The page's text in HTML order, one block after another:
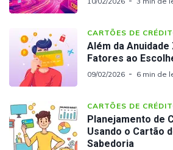
CARTÕES DE
Além da
Fatores ao
09/02/2026 6 min de
CARTÕES DE
Planejamento de
Usando o Cartão
Sabedoria